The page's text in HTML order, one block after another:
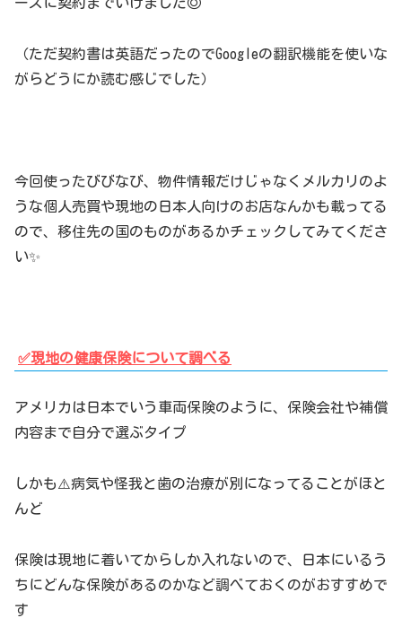
ーズに契約までいけました◎
（ただ契約書は英語だったのでGoogleの翻訳機能を使いな
がらどうにか読む感じでした）
今回使ったびびなび、物件情報だけじゃなくメルカリのよ
うな個人売買や現地の日本人向けのお店なんかも載ってる
ので、移住先の国のものがあるかチェックしてみてくださ
い✨
✅現地の健康保険について調べる
アメリカは日本でいう車両保険のように、保険会社や補償
内容まで自分で選ぶタイプ
しかも⚠️病気や怪我と歯の治療が別になってることがほと
んど
保険は現地に着いてからしか入れないので、日本にいるう
ちにどんな保険があるのかなど調べておくのがおすすめで
す